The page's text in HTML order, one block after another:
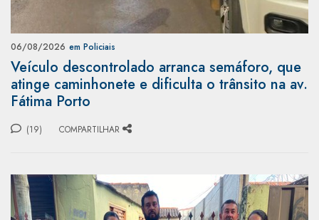
06/08/2026 em Policiais
Veículo descontrolado arranca semáforo, que
atinge caminhonete e dificulta o trânsito na av.
Fátima Porto
(19) COMPARTILHAR